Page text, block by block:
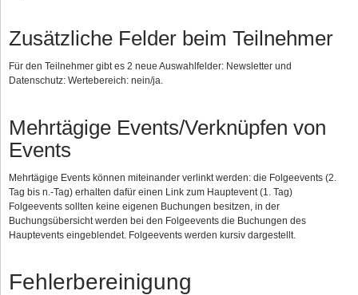
Zusätzliche Felder beim Teilnehmer
Für den Teilnehmer gibt es 2 neue Auswahlfelder: Newsletter und
Datenschutz: Wertebereich: nein/ja.
Mehrtägige Events/Verknüpfen von
Events
Mehrtägige Events können miteinander verlinkt werden: die Folgeevents (2.
Tag bis n.-Tag) erhalten dafür einen Link zum Hauptevent (1. Tag)
Folgeevents sollten keine eigenen Buchungen besitzen, in der
Buchungsübersicht werden bei den Folgeevents die Buchungen des
Hauptevents eingeblendet. Folgeevents werden kursiv dargestellt.
Fehlerbereinigung